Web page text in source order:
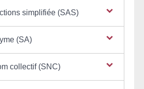
simplifiée (SAS)
(SA)
collectif (SNC)